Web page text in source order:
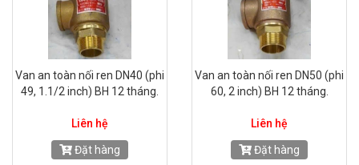
Van an toàn nối ren DN40 (phi
49, 1.1/2 inch) BH 12 tháng.
Liên hệ
Đặt hàng
Van an toàn nối ren DN50 (phi
60, 2 inch) BH 12 tháng.
Liên hệ
Đặt hàng